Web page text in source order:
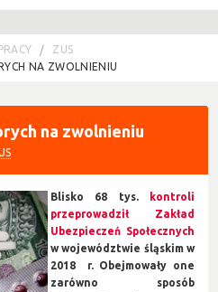
ZUS
NA ZWOLNIENIU
na zwolnieniu
Blisko 68 tys.
kontroli
przeprowadził Zakład
Ubezpieczeń Społecznych
w województwie śląskim w
2018 r. Obejmowały one
zarówno sposób